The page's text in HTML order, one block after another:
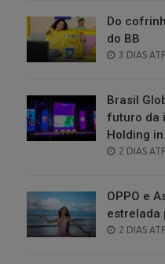
Do
do BB
POSTED
3 DIAS
Brasil
futuro da
Holding
POSTED
2 DIAS
OPPO e
estrelada
POSTED
2 DIAS